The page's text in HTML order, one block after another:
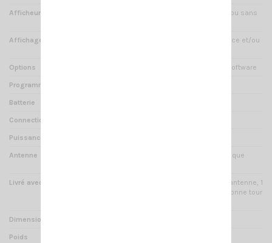
Afficheur
Écran LCD : bleu, vert, violet ou sans
Affichage
Double affichage de fréquence et/ou
Options Câble de programmation + software
Programmable par ordinateur
Batterie
Connectique
Puissance de sortie audio
Antenne
20 cm / haut gain / connectique
Livré avec
Chargeur de table, batterie, antenne, 1
dragonne tour de cou, 1 dragonne tour
Dimensions
Poids